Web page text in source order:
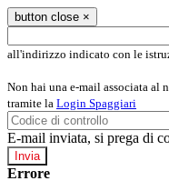
button close ×
all'indirizzo indicato con le
Non hai una e-mail associata al
tramite la Login Spaggiari
E-mail inviata, si prega di
Errore